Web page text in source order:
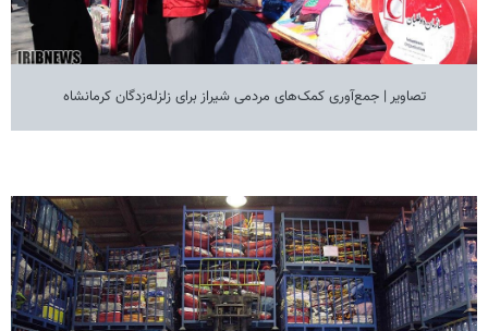
تصاویر | جمع‌آوری کمک‌های مردمی شیراز برای زلزله‌زدگان کرمانشاه